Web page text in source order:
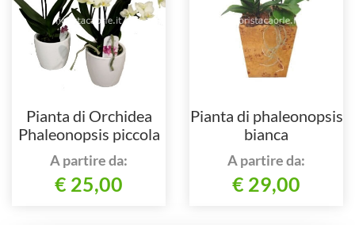
Pianta di Orchidea
Phaleonopsis piccola
A partire da:
€ 25,00
Pianta di phaleonopsis
bianca
A partire da:
€ 29,00